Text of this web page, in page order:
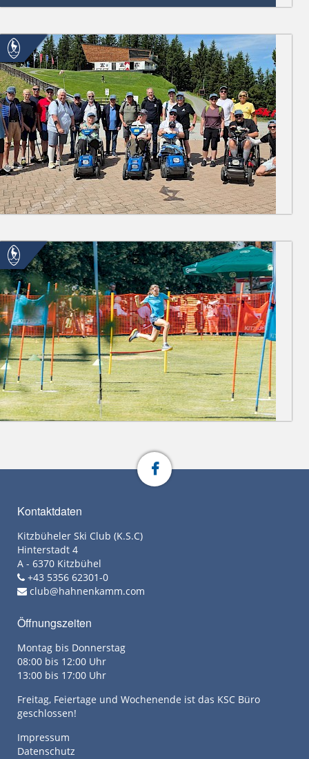
Kontaktdaten
Kitzbüheler Ski Club (K.S.C)
Hinterstadt 4
A - 6370 Kitzbühel
+43 5356 62301-0
club@hahnenkamm.com
Öffnungszeiten
Montag bis Donnerstag
08:00 bis 12:00 Uhr
13:00 bis 17:00 Uhr
Freitag, Feiertage und Wochenende ist das KSC Büro
geschlossen!
Impressum
Datenschutz